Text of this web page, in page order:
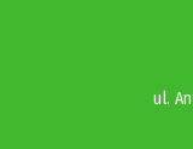
ul.